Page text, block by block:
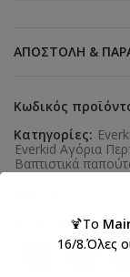
ΑΠΟΣΤΟΛΉ &
Κωδικός
Κατηγορίες:
Everkid Αγόρια
Βαπτιστικά
Κοινοποιήστε:
🍹Το
16/8.Όλες